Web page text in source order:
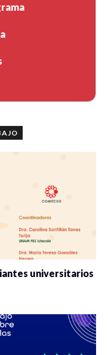
universitarios